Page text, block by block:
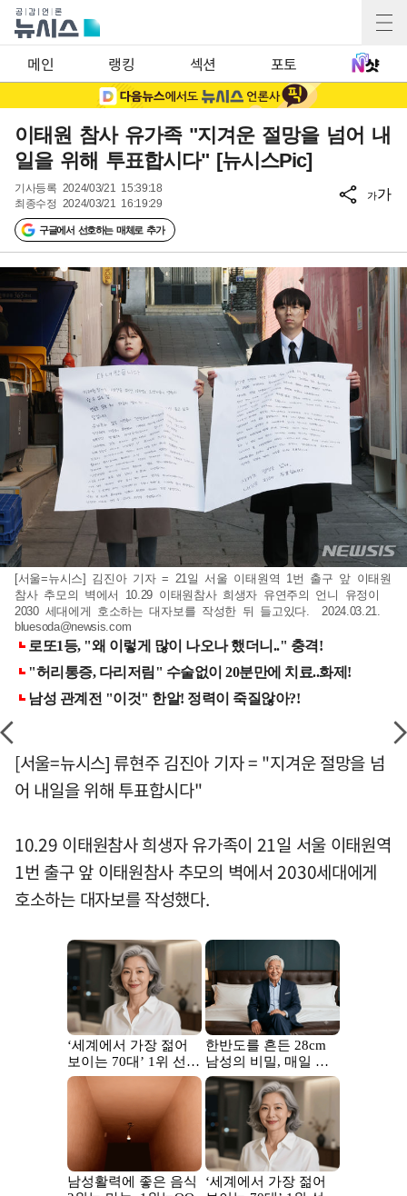
메인 랭킹 섹션 포토
이태원 참사 유가족 "지겨운 절망을 넘어 내
일을 위해 투표합시다" [뉴시스Pic]
기사등록 2024/03/21 15:39:18
최종수정 2024/03/21 16:19:29
구글에서 선호하는 매체로 추가
가가
[서울=뉴시스] 김진아 기자 = 21일 서울 이태원역 1번 출구 앞 이태원
참사 추모의 벽에서 10.29 이태원참사 희생자 유연주의 언니 유정이
2030 세대에게 호소하는 대자보를 작성한 뒤 들고있다. 2024.03.21.
bluesoda@newsis.com
[서울=뉴시스] 류현주 김진아 기자 = "지겨운 절망을 넘
어 내일을 위해 투표합시다"
10.29 이태원참사 희생자 유가족이 21일 서울 이태원역
1번 출구 앞 이태원참사 추모의 벽에서 2030세대에게
호소하는 대자보를 작성했다.